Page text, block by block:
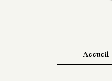
Accueil